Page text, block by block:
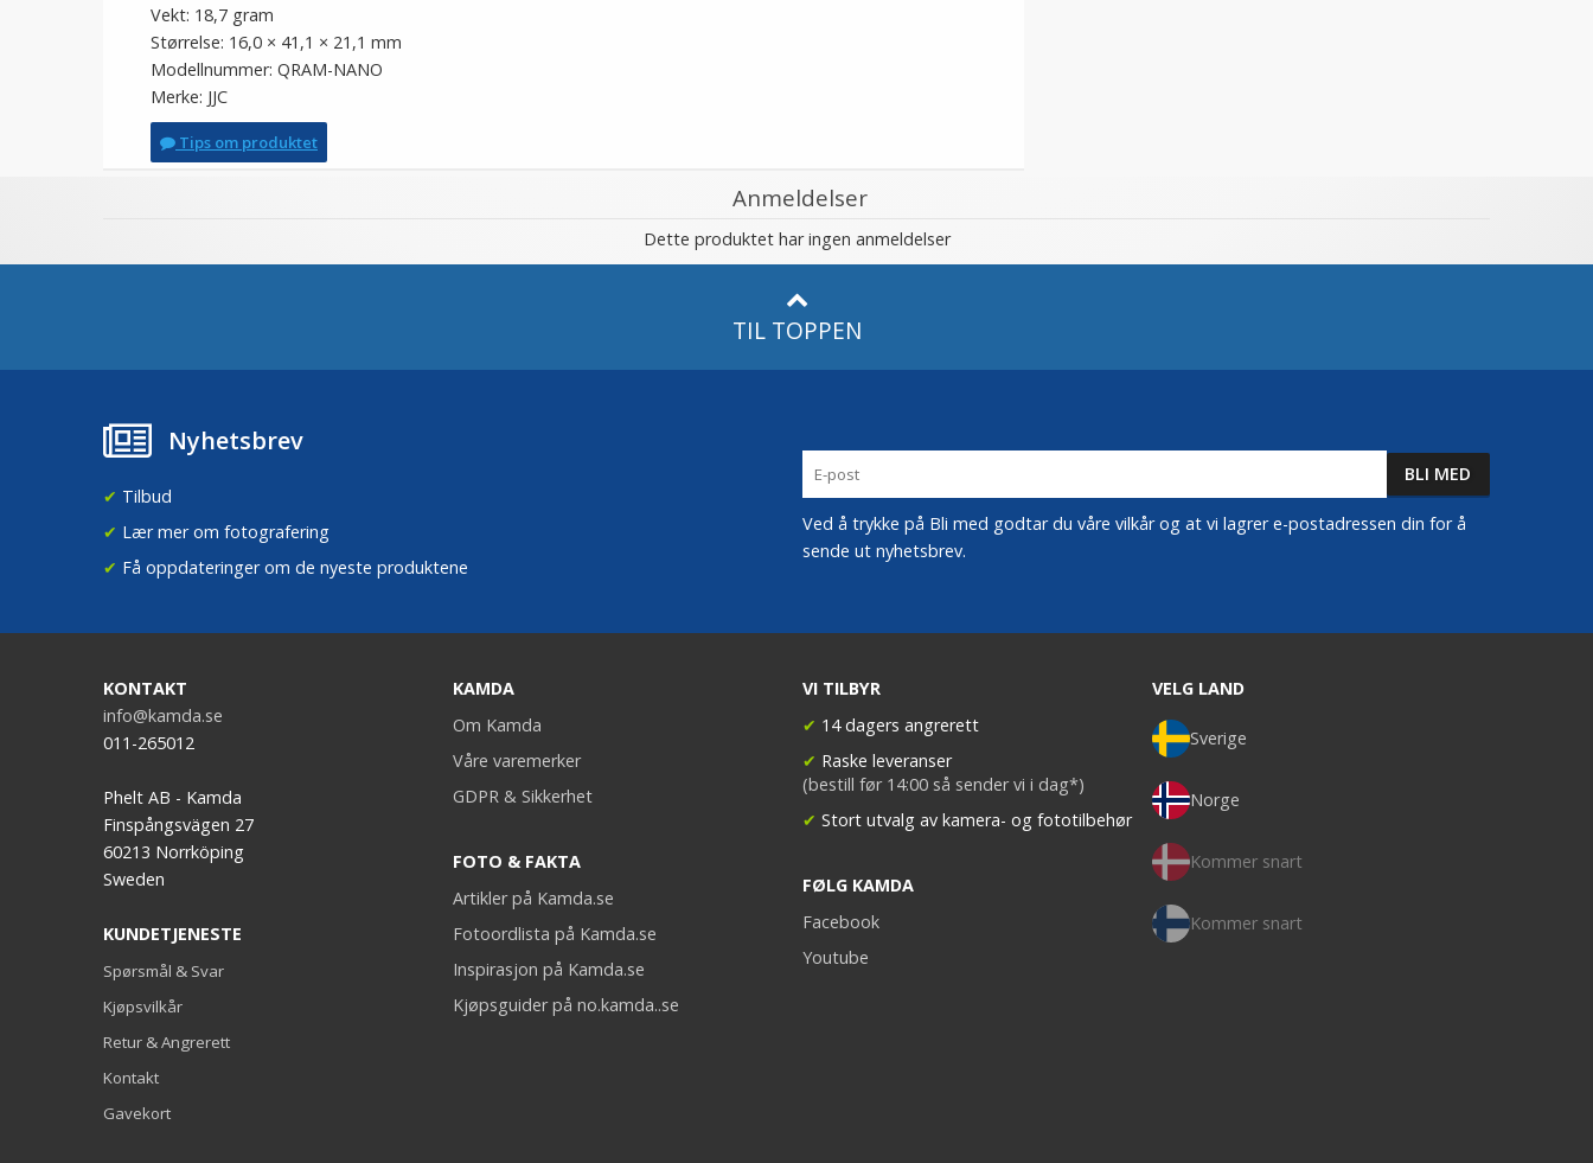
Vekt: 18,7 gram
Størrelse: 16,0 × 41,1 × 21,1 mm
Modellnummer: QRAM-NANO
Merke: JJC
Tips om produktet
Anmeldelser
Dette produktet har ingen anmeldelser
TIL TOPPEN
Nyhetsbrev
✔ Tilbud
✔ Lær mer om fotografering
✔ Få oppdateringer om de nyeste produktene
Ved å trykke på Bli med godtar du våre vilkår og at vi lagrer e-postadressen din for å
sende ut nyhetsbrev.
KONTAKT
info@kamda.se
011-265012
Phelt AB - Kamda
Finspångsvägen 27
60213 Norrköping
Sweden
KUNDETJENESTE
Spørsmål & Svar
Kjøpsvilkår
Retur & Angrerett
Kontakt
Gavekort
KAMDA
Om Kamda
Våre varemerker
GDPR & Sikkerhet
FOTO & FAKTA
Artikler på Kamda.se
Fotoordlista på Kamda.se
Inspirasjon på Kamda.se
Kjøpsguider på no.kamda..se
VI TILBYR
✔ 14 dagers angrerett
✔ Raske leveranser
(bestill før 14:00 så sender vi i dag*)
✔ Stort utvalg av kamera- og fototilbehør
FØLG KAMDA
Facebook
Youtube
VELG LAND
Sverige
Norge
Kommer snart
Kommer snart